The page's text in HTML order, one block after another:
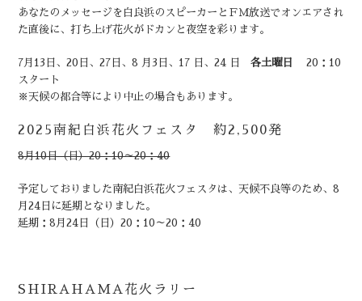
あなたのメッセージを白良浜のスピーカーとＦＭ放送でオンエアされ
た直後に、打ち上げ花火がドカンと夜空を彩ります。
7月13日、20日、27日、8 月3日、17 日、24 日各土曜日
20：10
スタート
※天候の都合等により中止の場合もあります。
2025南紀白浜花火フェスタ 約2,500発
8月10日（日）20：10～20：40
予定しておりました南紀白浜花火フェスタは、天候不良等のため、8
月24日に延期となりました。
延期：8月24日（日）20：10～20：40
SHIRAHAMA花火ラリー